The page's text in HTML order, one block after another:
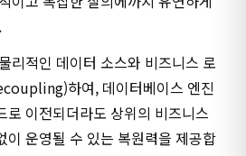
리적인 데이터 소스와 비즈니스 로
하여, 데이터베이스 엔진
로 이전되더라도 상위의 비즈니스
이 운영될 수 있는 복원력을 제공합